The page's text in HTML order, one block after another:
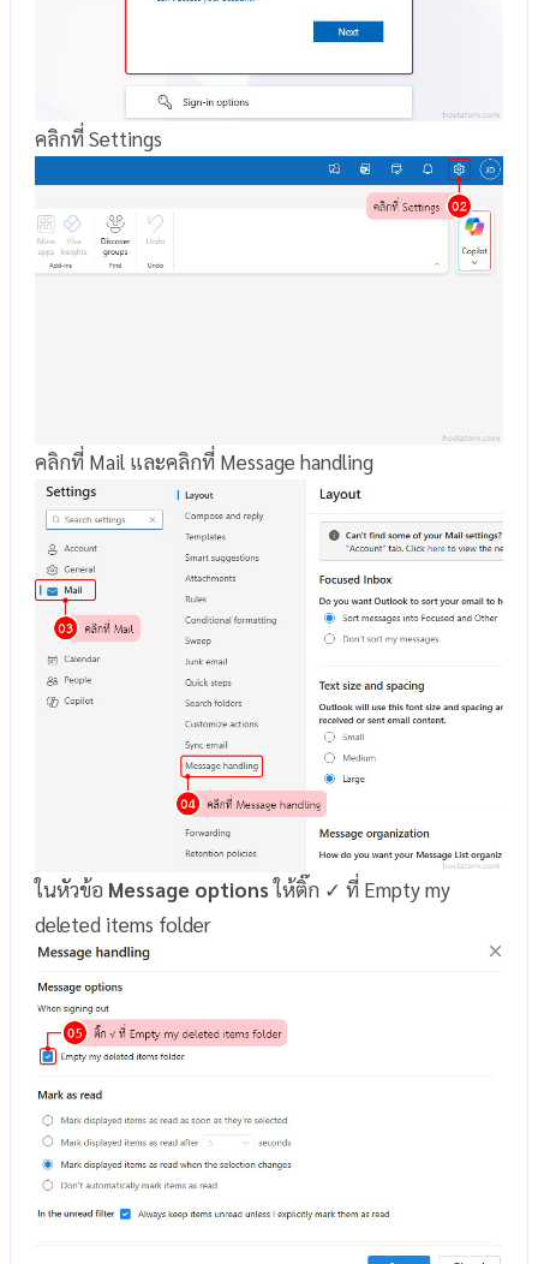
คลิกที่ Settings
คลิกที่ Mail และคลิกที่ Message handling
ในหัวข้อ Message optionsให้ติ๊ก ✓ ที่ Empty my
deleted items folder